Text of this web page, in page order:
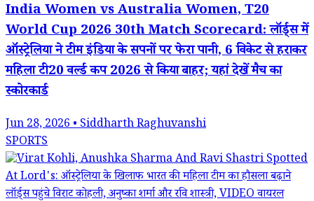
India Women vs Australia Women, T20
World Cup 2026 30th Match Scorecard: लॉर्ड्स में
ऑस्ट्रेलिया ने टीम इंडिया के सपनों पर फेरा पानी, 6 विकेट से हराकर
महिला टी20 वर्ल्ड कप 2026 से किया बाहर; यहां देखें मैच का
स्कोरकार्ड
Jun 28, 2026 • Siddharth Raghuvanshi
SPORTS